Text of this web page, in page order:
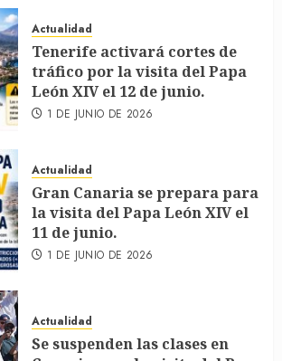
Actualidad
Tenerife activará cortes de
tráfico por la visita del Papa
León XIV el 12 de junio.
1 DE JUNIO DE 2026
Actualidad
Gran Canaria se prepara para
la visita del Papa León XIV el
11 de junio.
1 DE JUNIO DE 2026
Actualidad
Se suspenden las clases en